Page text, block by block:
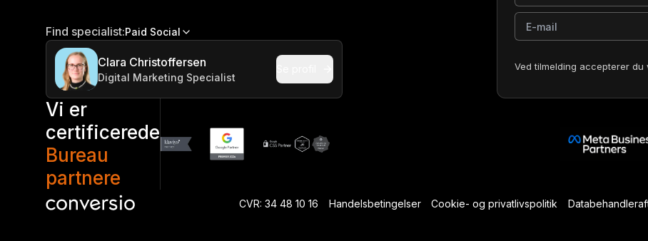
Find specialist:Paid Social
Clara Christoffersen
Digital Marketing Specialist
E-mail
Ved tilmelding accepterer du
Vi er
certificerede
Bureau
partnere
CVR: 34 48 10 16 Handelsbetingelser Cookie- og privatlivspolitik